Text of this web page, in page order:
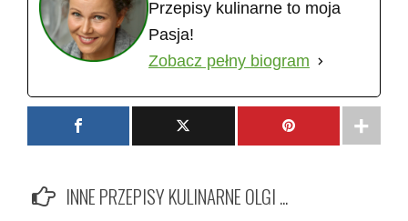
Przepisy kulinarne to moja
Pasja!
Zobacz pełny biogram
INNE PRZEPISY KULINARNE OLGI ...